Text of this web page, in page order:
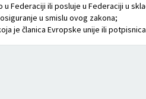
Federaciji ili posluje u Federaciji u
u smislu ovog zakona;
je članica Evropske unije ili